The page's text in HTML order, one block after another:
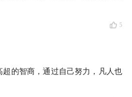
的对谈彩蛋，祝收听愉快 🍃
享，不构成投资建议。投资有风 5
超的智商，通过自己努力，凡人也